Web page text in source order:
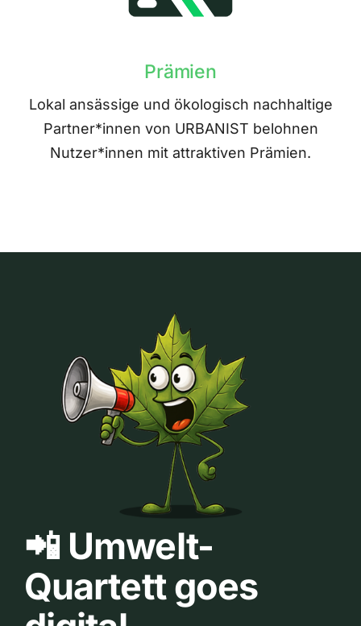
Prämien
Lokal ansässige und ökologisch nachhaltige
Partner*innen von URBANIST belohnen
Nutzer*innen mit attraktiven Prämien.
📲 Umwelt-
Quartett goes